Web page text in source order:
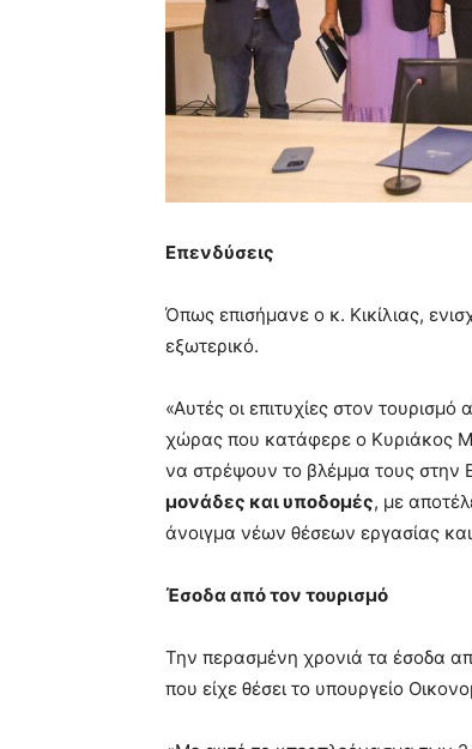
Επενδύσεις
Όπως επισήμανε ο κ. Κικίλιας,
εξωτερικό.
«Αυτές οι επιτυχίες στον
χώρας που κατάφερε ο Κυριάκος
να στρέψουν το βλέμμα τους στην
μονάδες και υποδομές, με
άνοιγμα νέων θέσεων εργασίας
Έσοδα από τον τουρισμό
Την περασμένη χρονιά τα έσοδα
που είχε θέσει το υπουργείο